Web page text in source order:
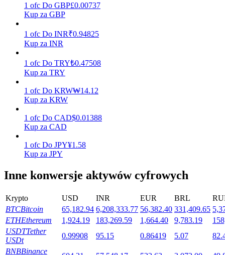
Stawianie
Elastyczne stawianie zakładów, aby zarabiać na popularnych
tokenach
1 ofc Do GBP£0.00737
Kup za GBP
1 ofc Do INR₹0.94825
Kup za INR
1 ofc Do TRY₺0.47508
Kup za TRY
1 ofc Do KRW₩14.12
Kup za KRW
1 ofc Do CAD$0.01388
Kup za CAD
1 ofc Do JPY¥1.58
Kup za JPY
Inne konwersje aktywów cyfrowych
Krypto USD INR EUR BRL
BTCBitcoin 65,182.94 6,208,333.77 56,382.40 331,409.65
ETHEthereum 1,924.19 183,269.59 1,664.40 9,783.19
USDTTether
USDt
0.99908 95.15 0.86419 5.07
BNBBinance